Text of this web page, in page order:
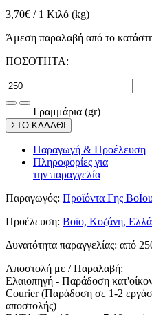
3,70€ / 1 Κιλό (kg)
Άμεση παραλαβή από το
ΠΟΣΟΤΗΤΑ:
Γραμμάρια (gr)
ΣΤΟ ΚΑΛΑΘΙ
Παραγωγή & Προέλευση
Πληροφορίες για
την παραγγελία
Παραγωγός: Προϊόντα Γης
Προέλευση: Βοϊο, Κοζάνη,
Δυνατότητα παραγγελίας: από
Αποστολή με / Παραλαβή:
Ελαιοπηγή - Παράδοση
Courier (Παράδοση σε 1-2
αποστολής)